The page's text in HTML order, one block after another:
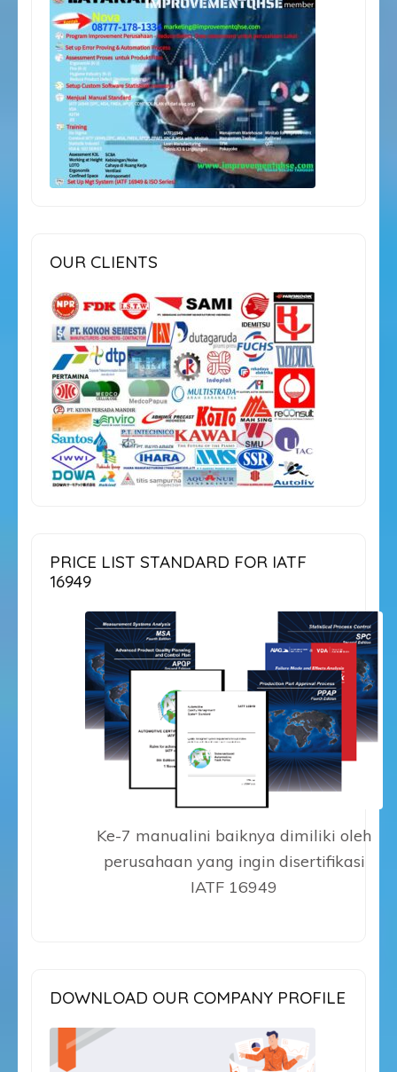
OUR CLIENTS
PRICE LIST STANDARD FOR IATF
16949
Ke-7 manualini baiknya dimiliki oleh
perusahaan yang ingin disertifikasi
IATF 16949
DOWNLOAD OUR COMPANY PROFILE